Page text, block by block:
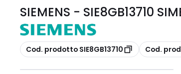
SIEMENS - SIE8GB13710
copia
Cod. prodotto SIE8GB13710 copia
Cod.